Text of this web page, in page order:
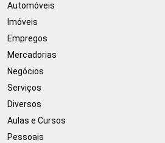
Automóveis
Imóveis
Empregos
Mercadorias
Negócios
Serviços
Diversos
Aulas e Cursos
Pessoais